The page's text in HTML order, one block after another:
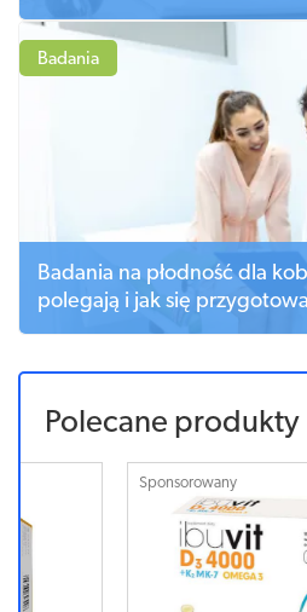
Badania
Badania na płodność dla
polegają i jak się
Polecane produkty
Sponsorowany